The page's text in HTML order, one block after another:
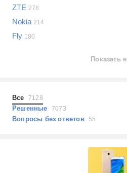
Сотовые телефоны
Планшеты
Наушники
Выберите...
не включается
самопроизвольное выключение
ZTE 278
Nokia 214
Fly 180
Показать
Все 7128
Решенные 7073
Вопросы без ответов55